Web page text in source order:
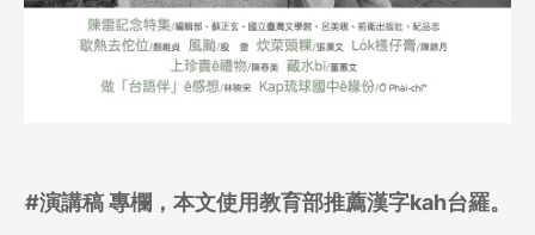
#演講稿 專欄，本文使用教育部推薦漢字kah台羅。